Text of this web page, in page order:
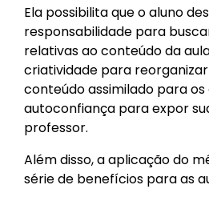
Ela possibilita que o aluno
responsabilidade para
relativas ao conteúdo da
criatividade para
conteúdo assimilado para os
autoconfiança para expor
professor.
Além disso, a aplicação do
série de benefícios para as